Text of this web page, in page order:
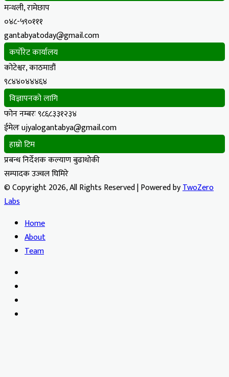
मन्थली, रामेछाप
०४८-५९०१११
gantabyatoday@gmail.com
कर्पोरेट कार्यालय
कोटेश्वर, काठमाडौं
९८४४०४४४६४
विज्ञापनको लागि
फोन नम्बरः ९८६८३३१२३४
ईमेलः ujyalogantabya@gmail.com
हाम्रो टिम
प्रबन्ध निर्देशक कल्याण बुढाथोकी
सम्पादक उज्वल घिमिरे
© Copyright 2026, All Rights Reserved | Powered byTwoZero
Labs
Home
About
Team